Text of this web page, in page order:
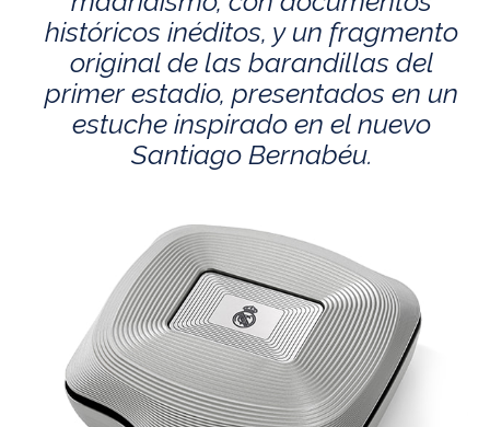
históricos inéditos, y un fragmento
original de las barandillas del
primer estadio, presentados en un
estuche inspirado en el nuevo
Santiago Bernabéu.